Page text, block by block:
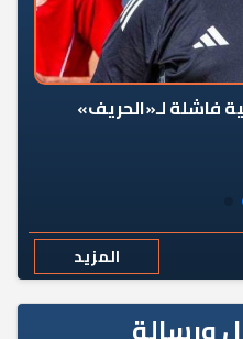
فاشلة لـ«الحريف»
المزيد